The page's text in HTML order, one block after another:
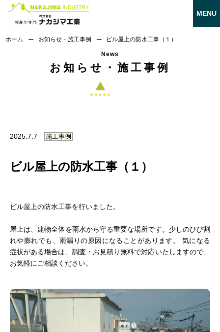
ホーム お知らせ・施工事例 ビル屋上の防水工事（１）
News
お知らせ・施工事例
2025.7.7 施工事例
ビル屋上の防水工事（１）
ビル屋上の防水工事を行いました。
屋上は、建物全体を雨水から守る重要な場所です。少しのひび割
れや膨れでも、雨漏りの原因になることがあります。 気になる
症状がある場合は、調査・お見積り無料で対応いたしますので、
お気軽にご相談ください。